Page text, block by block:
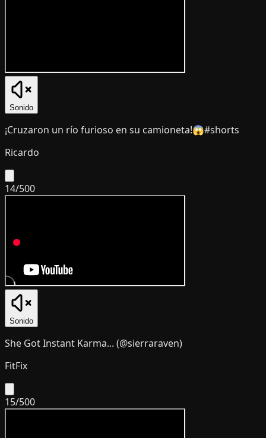
Sonido
¡Cruzaron un río furioso en su camioneta!😱#shorts
Ricardo
14/500
Sonido
She Got Instant Karma... (@sierraraven)
FitFix
15/500